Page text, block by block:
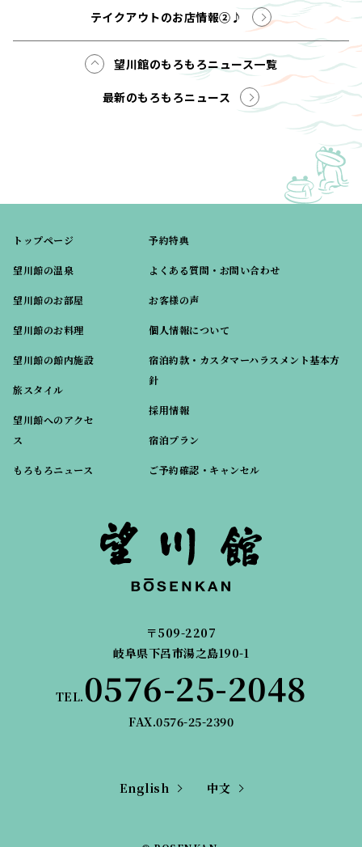
テイクアウトのお店情報②♪
望川館のもろもろニュース一覧
最新のもろもろニュース
トップページ
望川館の温泉
望川館のお部屋
望川館のお料理
望川館の館内施設
旅スタイル
望川館へのアクセ
ス
もろもろニュース
予約特典
よくある質問・お問い合わせ
お客様の声
個人情報について
宿泊約款・カスタマーハラスメント基本方
針
採用情報
宿泊プラン
ご予約確認・キャンセル
〒509-2207
岐阜県下呂市湯之島190-1
TEL.0576-25-2048
FAX.0576-25-2390
English 中文